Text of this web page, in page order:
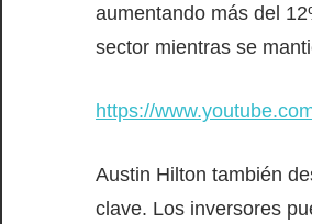
aumentando más del
sector mientras se
https://
Austin Hilton también
clave. Los inversores